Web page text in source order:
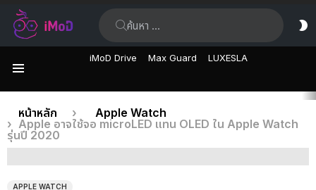
iMoD Drive Max Guard LUXESLA
เรื่อง
ล่าสุด
คุณอยู่ที่นี่:
หน้าหลัก
Apple Watch
Apple อาจใช้จอ microLED แทน OLED ใน Apple Watch
รุ่นปี 2020
APPLE WATCH